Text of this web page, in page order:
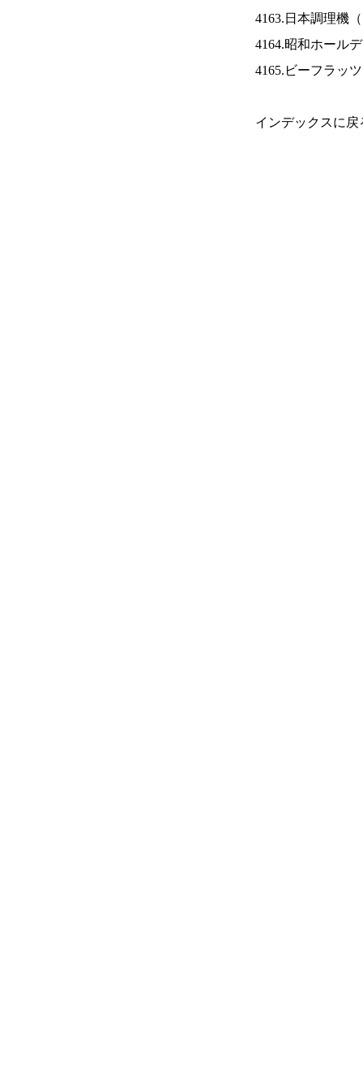
4163.日本調理機（
4164.昭和ホール
4165.ビーフラッ
インデックスに戻